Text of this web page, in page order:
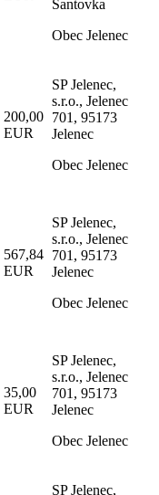
Santovka
Obec Jelenec
200,00
EUR
SP Jelenec,
s.r.o., Jelenec
701, 95173
Jelenec
Obec Jelenec
567,84
EUR
SP Jelenec,
s.r.o., Jelenec
701, 95173
Jelenec
Obec Jelenec
35,00
EUR
SP Jelenec,
s.r.o., Jelenec
701, 95173
Jelenec
Obec Jelenec
SP Jelenec,